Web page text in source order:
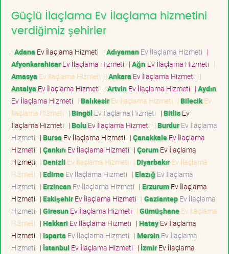
Güçlü İlaçlama Ev İlaçlama hizmetini
verdiğimiz şehirler
| Adana Ev İlaçlama Hizmeti | AdıyamanEv İlaçlama Hizmeti |
AfyonkarahisarEv İlaçlama Hizmeti | Ağrı Ev İlaçlama Hizmeti |
Amasya Ev İlaçlama Hizmeti | Ankara Ev İlaçlama Hizmeti |
Antalya Ev İlaçlama Hizmeti | ArtvinEv İlaçlama Hizmeti | Aydın
Ev İlaçlama Hizmeti | BalıkesirEv İlaçlama Hizmeti | BilecikEv
İlaçlama Hizmeti | Bingöl Ev İlaçlama Hizmeti | BitlisEv
İlaçlama Hizmeti | BoluEv İlaçlama Hizmeti | BurdurEv İlaçlama
Hizmeti | Bursa Ev İlaçlama Hizmeti | ÇanakkaleEv İlaçlama
Hizmeti | Çankırı Ev İlaçlama Hizmeti | ÇorumEv İlaçlama
Hizmeti | Denizli Ev İlaçlama Hizmeti | DiyarbakırEv İlaçlama
Hizmeti | EdirneEv İlaçlama Hizmeti | Elazığ Ev İlaçlama
Hizmeti | ErzincanEv İlaçlama Hizmeti | ErzurumEv İlaçlama
Hizmeti | EskişehirEv İlaçlama Hizmeti | GaziantepEv İlaçlama
Hizmeti | GiresunEv İlaçlama Hizmeti | GümüşhaneEv İlaçlama
Hizmeti | Hakkari Ev İlaçlama Hizmeti | HatayEv İlaçlama
Hizmeti | Isparta Ev İlaçlama Hizmeti | MersinEv İlaçlama
Hizmeti | İstanbul Ev İlaçlama Hizmeti | İzmirEv İlaçlama